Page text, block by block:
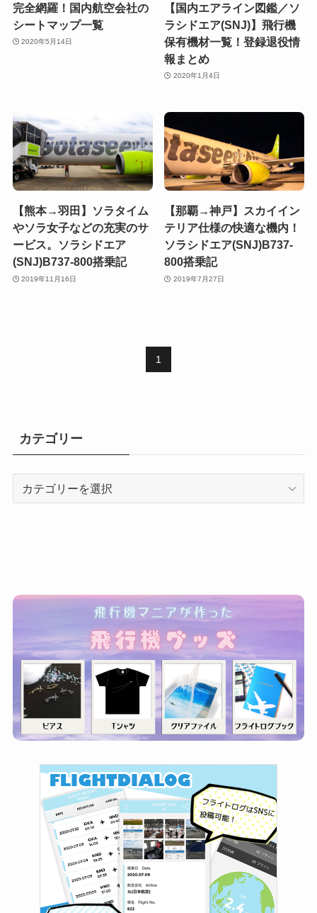
完全網羅！国内航空会社の
シートマップ一覧
2020年5月14日
【国内エアライン図鑑／ソ
ラシドエア(SNJ)】飛行機
保有機材一覧！登録退役情
報まとめ
2020年1月4日
【熊本→羽田】ソラタイム
やソラ女子などの充実のサ
ービス。ソラシドエア
(SNJ)B737-800搭乗記
2019年11月16日
【那覇→神戸】スカイイン
テリア仕様の快適な機内！
ソラシドエア(SNJ)B737-
800搭乗記
2019年7月27日
1
カテゴリー